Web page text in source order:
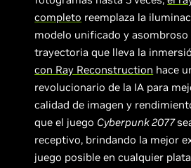
completo reemplaza la
modelo unificado y asombroso
trayectoria que lleva la
con Ray Reconstruction hace
revolucionario de la IA para
calidad de imagen y
que el juego Cyberpunk 2077
receptivo, brindando la mejor
juego posible en cualquier